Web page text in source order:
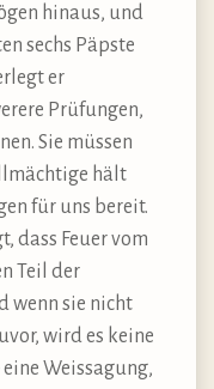
hinaus, und
sechs Päpste
er
Prüfungen,
Sie müssen
hält
für uns bereit.
dass Feuer vom
Teil der
wenn sie nicht
wird es keine
Weissagung,